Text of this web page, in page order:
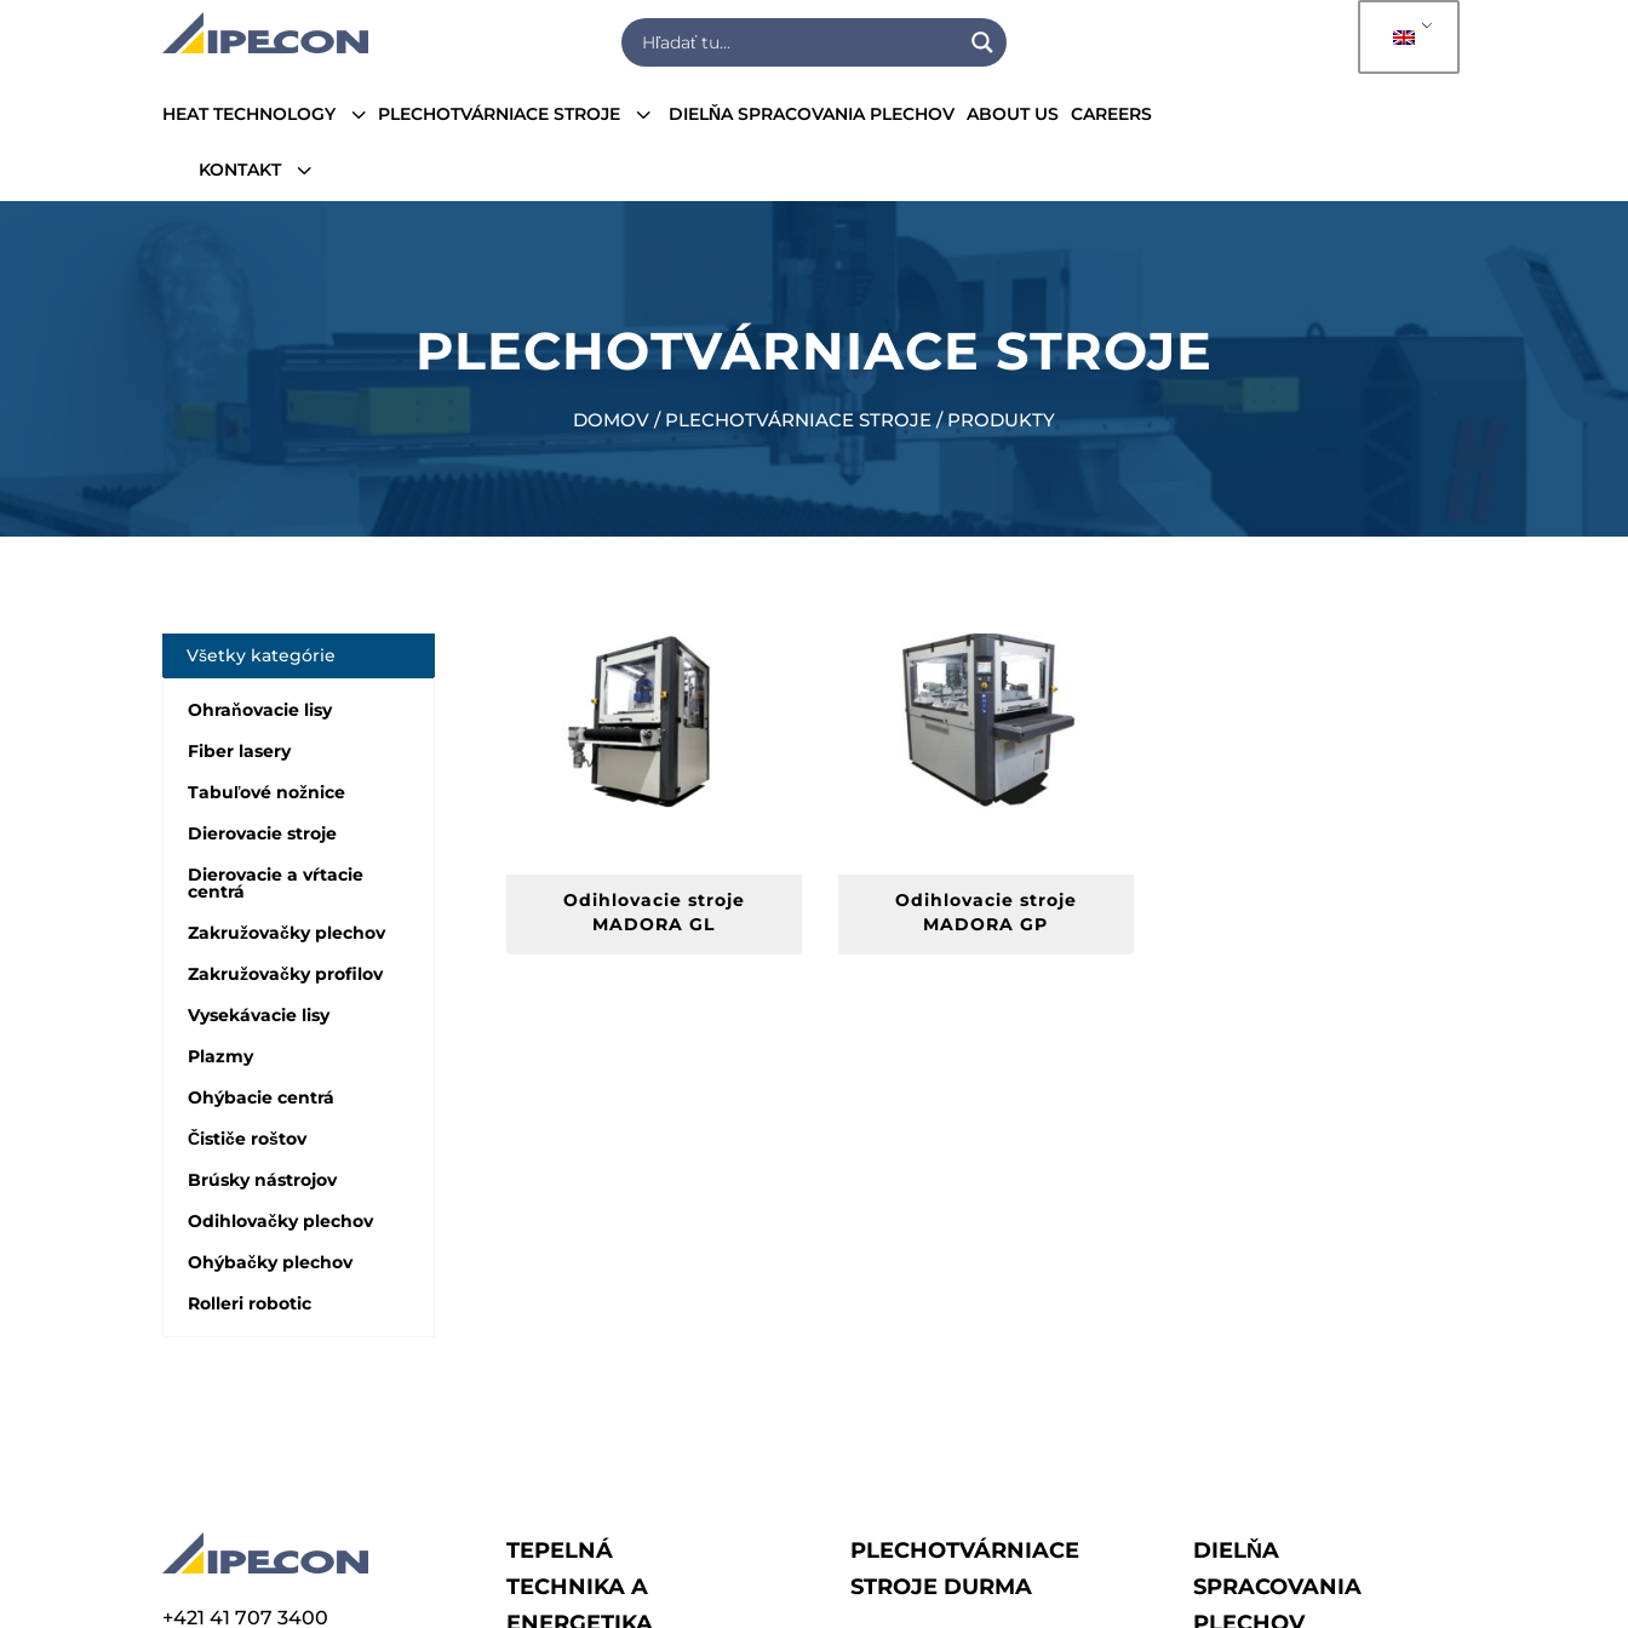
3
HEAT TECHNOLOGY 3
PLECHOTVÁRNIACE STROJE DIELŇA SPRACOVANIA PLECHOV ABOUT US CAREERS
3
KONTAKT
PLECHOTVÁRNIACE STROJE
DOMOV / PLECHOTVÁRNIACE STROJE / PRODUKTY
Všetky kategórie
Ohraňovacie lisy
Fiber lasery
Tabuľové nožnice
Dierovacie stroje
Dierovacie a vŕtacie
centrá
Zakružovačky plechov
Zakružovačky profilov
Vysekávacie lisy
Plazmy
Ohýbacie centrá
Čističe roštov
Brúsky nástrojov
Odihlovačky plechov
Ohýbačky plechov
Rolleri robotic
Odihlovacie stroje
MADORA GL
Odihlovacie stroje
MADORA GP
+421 41 707 3400
TEPELNÁ
TECHNIKA A
PLECHOTVÁRNIACE
STROJE DURMA
DIELŇA
SPRACOVANIA